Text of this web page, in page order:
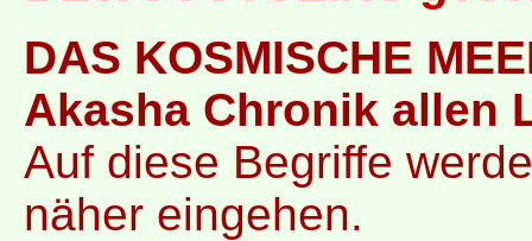
DAS KOSMISCHE
Akasha Chronik allen
Auf diese Begriffe
näher eingehen.